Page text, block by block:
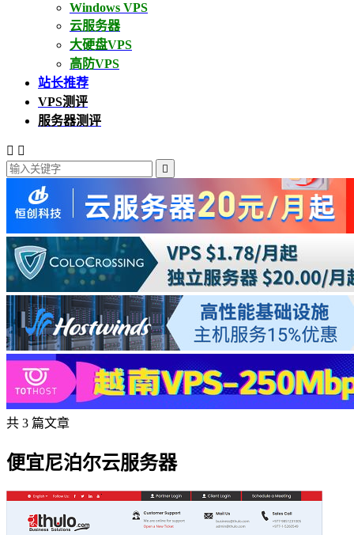
Windows VPS
云服务器
大硬盘VPS
高防VPS
站长推荐
VPS测评
服务器测评
 

共 3 篇文章
便宜尼泊尔云服务器